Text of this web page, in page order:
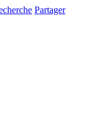
Partager